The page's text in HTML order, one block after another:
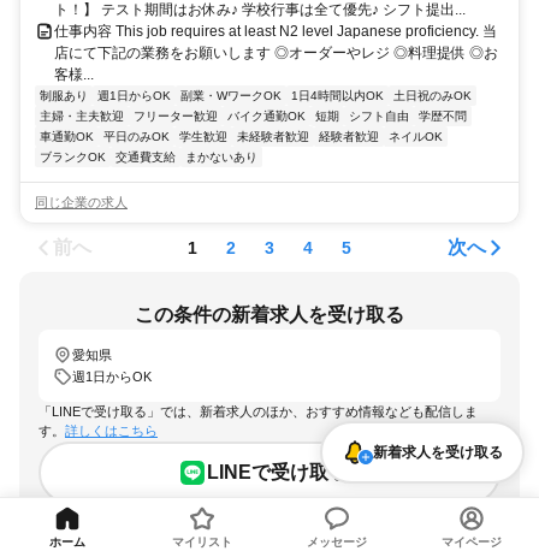
ト！】 テスト期間はお休み♪ 学校行事は全て優先♪ シフト提出...
仕事内容 This job requires at least N2 level Japanese proficiency. 当
店にて下記の業務をお願いします ◎オーダーやレジ ◎料理提供 ◎お
客様...
制服あり 週1日からOK 副業・WワークOK 1日4時間以内OK
土日祝のみOK
主婦・主夫歓迎
フリーター歓迎 バイク通勤OK 短期 シフト自由
学歴不問
車通勤OK
平日のみOK 学生歓迎 未経験者歓迎 経験者歓迎
ネイルOK
ブランクOK
交通費支給 まかないあり
同じ企業の求人
前へ 1 2 3 4 5 次へ
この条件の新着求人を受け取る
愛知県
週1日からOK
「LINEで受け取る」では、新着求人のほか、おすすめ情報なども配信しま
す。 詳しくはこちら
LINEで受け取る
メールで受け取る
新着求人を受け取る
ホーム マイリスト メッセージ マイページ